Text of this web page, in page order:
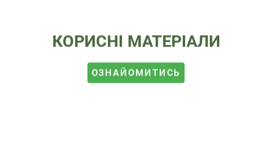
КОРИСНІ МАТЕРІАЛИ
ОЗНАЙОМИТИСЬ